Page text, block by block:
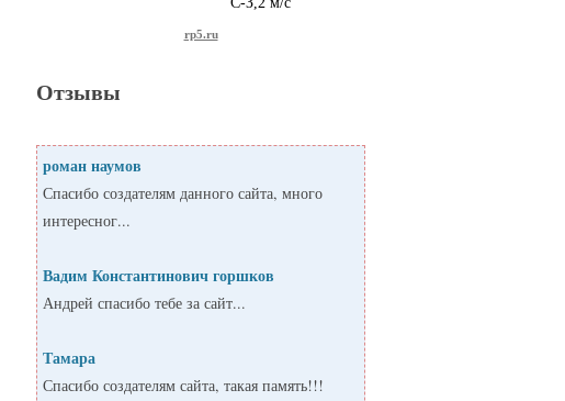
Отзывы
роман наумов
Спасибо создателям данного сайта, много
интересног...
Вадим Константинович горшков
Андрей спасибо тебе за сайт...
Тамара
Спасибо создателям сайта, такая память!!!